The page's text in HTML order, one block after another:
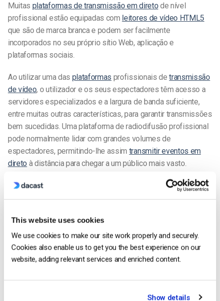
This website uses cookies
We use cookies to make our site work properly and securely.
Cookies also enable us to get you the best experience on our
website, adding relevant services and enriched content.
Show details
Muitas plataformas de transmissão em direto de nível
profissional estão equipadas com leitores de vídeo HTML5
que são de marca branca e podem ser facilmente
incorporados no seu próprio sítio Web, aplicação e
plataformas sociais.
Ao utilizar uma das plataformas profissionais detransmissão
de vídeo, o utilizador e os seus espectadores têm acesso a
servidores especializados e a largura de banda suficiente,
entre muitas outras características, para garantir transmissões
bem sucedidas. Uma plataforma de radiodifusão profissional
pode normalmente lidar com grandes volumes de
espectadores, permitindo-lhe assim transmitir eventos em
direto à distância para chegar a um público mais vasto.
Escolha uma solução completa de transmissão de eventos
que utiliza umarede global de distribuição de conteúdoscom
evento de transmissão virtual
volumes de espectadores emlocais remotos
Em suma, quanto melhor for o serviço que selecionar – em
experiência de transmissão para si e melhor será a
experiência de visualização para o seu público.